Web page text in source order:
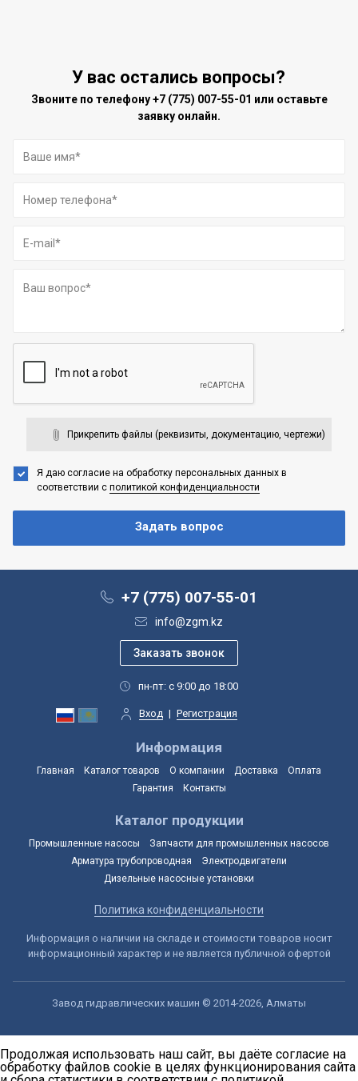
У вас остались вопросы?
Звоните по телефону+7 (775) 007-55-01 или оставьте
заявку онлайн.
Прикрепить файлы (реквизиты, документацию, чертежи)
Я даю согласие на обработку персональных данных в
соответствии с политикой конфиденциальности
+7 (775) 007-55-01
info@zgm.kz
пн-пт: с 9:00 до 18:00
Вход | Регистрация
Информация
Главная Каталог товаров О компании Доставка
Оплата
Гарантия
Контакты
Каталог продукции
Промышленные насосы
Запчасти для промышленных насосов
Арматура трубопроводная
Электродвигатели
Дизельные насосные установки
Политика конфиденциальности
Информация о наличии на складе и стоимости товаров носит
информационный характер и не является публичной офертой
Завод гидравлических машин © 2014-2026, Алматы
Продолжая использовать наш сайт, вы даёте согласие на
обработку файлов cookie в целях функционирования сайта